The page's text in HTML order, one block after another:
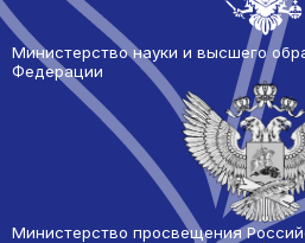
Министерство науки и высшего
Федерации
Министерство просвещения